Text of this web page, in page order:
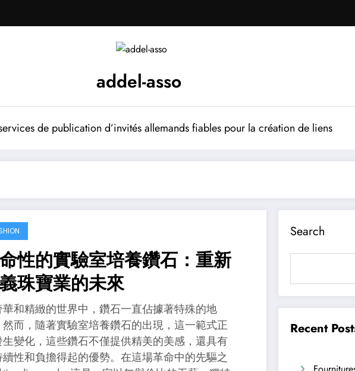
addel-asso
de publication d’invités allemands fiables pour la création de liens
性的實驗室培養鑽石：重新
珠寶業的未來
和精緻的世界中，鑽石一直佔據著特殊的地
而，隨著實驗室培養鑽石的出現，這一範式正
變化，這些鑽石不僅提供精美的美感，還具有
性和負擔得起的優勢。在這場革命中的先驅之
Search
Recent